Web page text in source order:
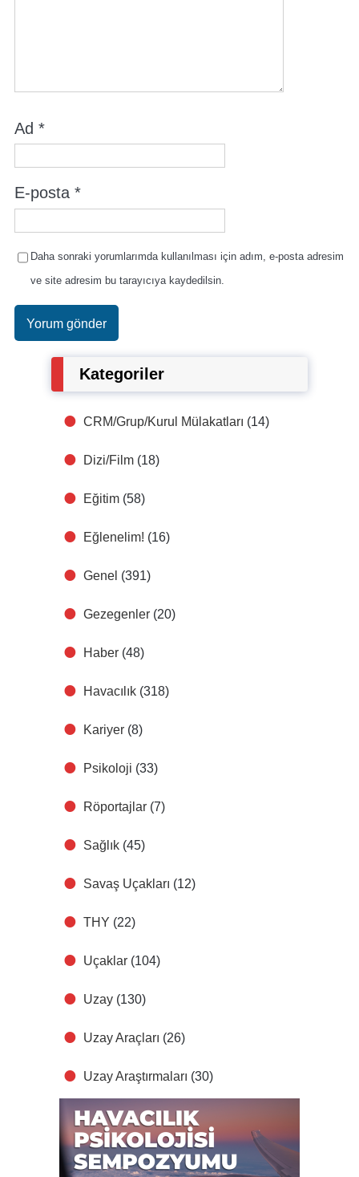
Ad *
E-posta *
Daha sonraki yorumlarımda kullanılması için adım, e-posta adresim
ve site adresim bu tarayıcıya kaydedilsin.
Kategoriler
CRM/Grup/Kurul Mülakatları (14)
Dizi/Film (18)
Eğitim (58)
Eğlenelim! (16)
Genel (391)
Gezegenler (20)
Haber (48)
Havacılık (318)
Kariyer (8)
Psikoloji (33)
Röportajlar (7)
Sağlık (45)
Savaş Uçakları (12)
THY (22)
Uçaklar (104)
Uzay (130)
Uzay Araçları (26)
Uzay Araştırmaları (30)